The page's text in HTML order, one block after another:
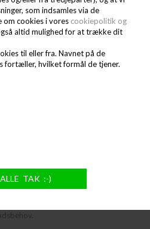
som indsamles via de
om cookies i vores cookiepolitik og
altid mulighed for at trække dit
til eller fra. Navnet på de
fortæller, hvilket formål de tjener.
en kantine eller en lille café,
op derefter), skabes der overblik i
stort udvalg af stålhylder, der gør